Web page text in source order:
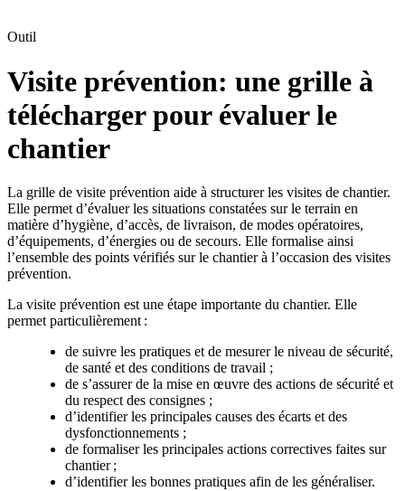
Outil
Visite prévention: une grille à
télécharger pour évaluer le
chantier
La grille de visite prévention aide à structurer les visites de chantier.
Elle permet d’évaluer les situations constatées sur le terrain en
matière d’hygiène, d’accès, de livraison, de modes opératoires,
d’équipements, d’énergies ou de secours. Elle formalise ainsi
l’ensemble des points vérifiés sur le chantier à l’occasion des visites
prévention.
La visite prévention est une étape importante du chantier. Elle
permet particulièrement :
de suivre les pratiques et de mesurer le niveau de sécurité,
de santé et des conditions de travail ;
de s’assurer de la mise en œuvre des actions de sécurité et
du respect des consignes ;
d’identifier les principales causes des écarts et des
dysfonctionnements ;
de formaliser les principales actions correctives faites sur
chantier ;
d’identifier les bonnes pratiques afin de les généraliser.